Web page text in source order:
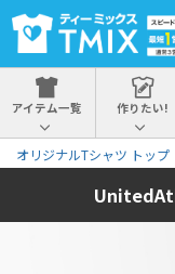
アイテム一覧 作りたい!
オリジナルTシャツ トップ